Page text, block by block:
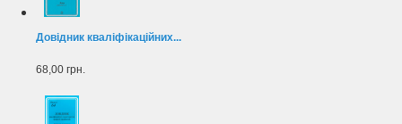
Довідник кваліфікаційних...
68,00 грн.